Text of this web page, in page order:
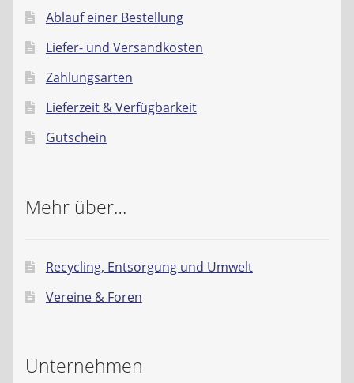
Ablauf einer Bestellung
Liefer- und Versandkosten
Zahlungsarten
Lieferzeit & Verfügbarkeit
Gutschein
Mehr über…
Recycling, Entsorgung und Umwelt
Vereine & Foren
Unternehmen